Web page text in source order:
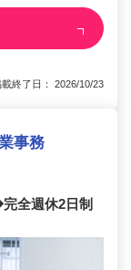
終了日： 2026/10/23
事務
全週休2日制